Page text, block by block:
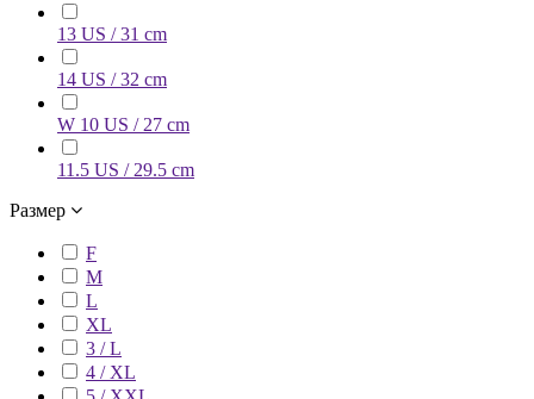
13 US / 31 cm
14 US / 32 cm
W 10 US / 27 cm
11.5 US / 29.5 cm
Размер
F
M
L
XL
3 / L
4 / XL